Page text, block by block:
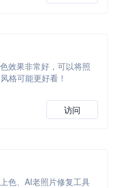
效果非常好，可以将照
格可能更好看！
访问
色、AI老照片修复工具